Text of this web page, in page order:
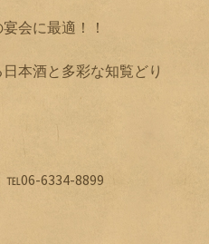
会に最適！！
本酒と多彩な知覧どり
6334-8899